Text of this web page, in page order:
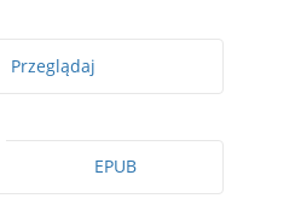
Przeglądaj
EPUB